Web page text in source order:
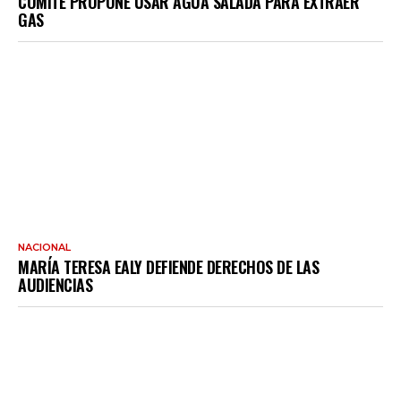
GAS
NACIONAL
MARÍA TERESA EALY DEFIENDE DERECHOS DE LAS
AUDIENCIAS